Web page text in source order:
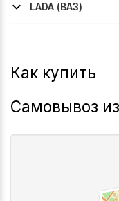
LADA (ВАЗ)
Как купить
Самовывоз